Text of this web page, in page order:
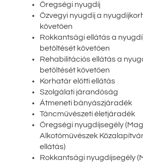
Öregségi nyugdíj
Özvegyi nyugdíj a
követően
Rokkantsági ellátás a
betöltését követően
Rehabilitációs ellátás a
betöltését követően
Korhatár előtti ellátás
Szolgálati járandóság
Átmeneti bányászjáradék
Táncművészeti életjáradék
Öregségi nyugdíjsegély
Alkotóművészek
ellátás)
Rokkantsági nyugdíjsegély